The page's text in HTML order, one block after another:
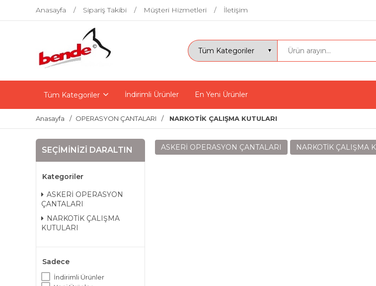
Anasayfa Sipariş Takibi Müşteri Hizmetleri İletişim
Tüm Kategoriler İndirimli Ürünler En Yeni Ürünler
Anasayfa OPERASYON ÇANTALARI NARKOTİK ÇALIŞMA KUTULARI
SEÇIMINIZI DARALTIN
Kategoriler
ASKERİ OPERASYON
ÇANTALARI
NARKOTİK ÇALIŞMA
KUTULARI
Sadece
İndirimli Ürünler
ASKERİ OPERASYON ÇANTALARI NARKOTİK ÇALIŞMA